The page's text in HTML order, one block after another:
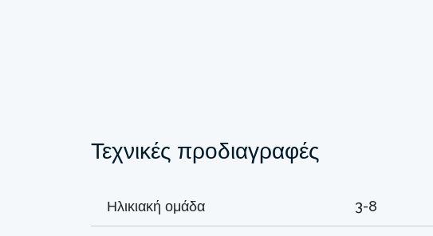
Τεχνικές προδιαγραφές
Ηλικιακή ομάδα 3-8